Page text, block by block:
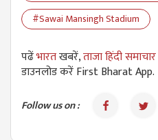
#Sawai Mansingh Stadium
पढेंभारतखबरें,ताजा हिंदी समाचार
डाउनलोड करें First Bharat App.
Follow us on :